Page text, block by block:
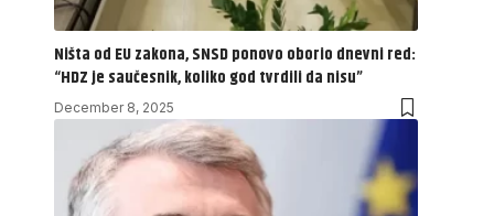
Ništa od EU zakona, SNSD ponovo oborio dnevni red:
“HDZ je saučesnik, koliko god tvrdili da nisu”
December 8, 2025